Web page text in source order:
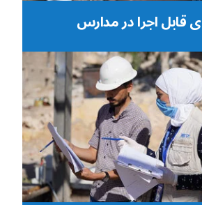
قابل اجرا در مدارس